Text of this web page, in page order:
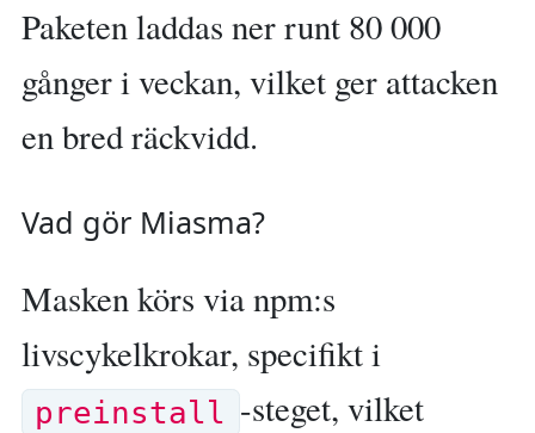
Paketen laddas ner runt 80 000
gånger i veckan, vilket ger attacken
en bred räckvidd.
Vad gör Miasma?
Masken körs via npm:s
livscykelkrokar, specifikt i
preinstall -steget, vilket